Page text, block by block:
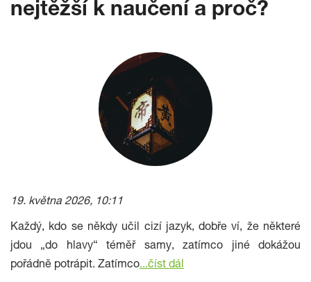
nejtěžší k naučení a proč?
19. května 2026, 10:11
Každý, kdo se někdy učil cizí jazyk, dobře ví, že některé
jdou „do hlavy“ téměř samy, zatímco jiné dokážou
pořádně potrápit. Zatímco...číst dál